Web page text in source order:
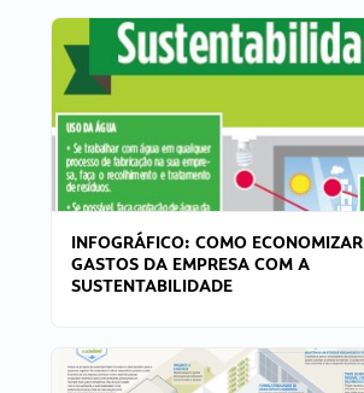
INFOGRÁFICO: COMO ECONOMIZAR
GASTOS DA EMPRESA COM A
SUSTENTABILIDADE